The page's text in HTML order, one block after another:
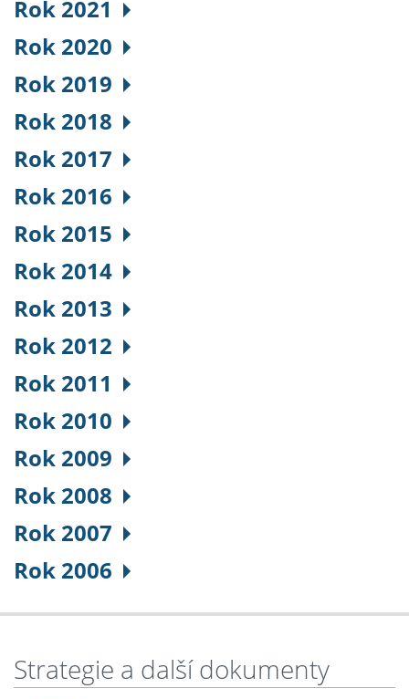
Rok 2021
Rok 2020
Rok 2019
Rok 2018
Rok 2017
Rok 2016
Rok 2015
Rok 2014
Rok 2013
Rok 2012
Rok 2011
Rok 2010
Rok 2009
Rok 2008
Rok 2007
Rok 2006
Strategie a další dokumenty